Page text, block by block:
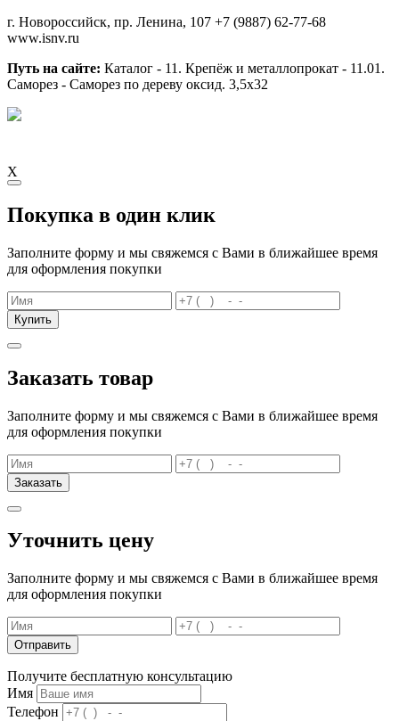
г. Новороссийск, пр. Ленина, 107 +7 (9887) 62-77-68
www.isnv.ru
Путь на сайте: Каталог - 11. Крепёж и металлопрокат - 11.01.
Саморез - Саморез по дереву оксид. 3,5х32
X
Покупка в один клик
Заполните форму и мы свяжемся с Вами в ближайшее время
для оформления покупки
Купить
Заказать товар
Заполните форму и мы свяжемся с Вами в ближайшее время
для оформления покупки
Заказать
Уточнить цену
Заполните форму и мы свяжемся с Вами в ближайшее время
для оформления покупки
Отправить
Получите бесплатную консультацию
Имя
Телефон